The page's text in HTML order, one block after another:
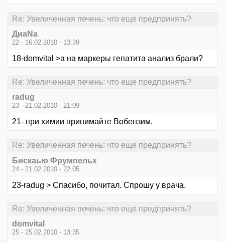
Re: Увеличенная печень: что еще предпринять?
ДиаNa
22 - 16.02.2010 - 13:39
18-domvital >а на маркеры гепатита анализ брали?
Re: Увеличенная печень: что еще предпринять?
radug
23 - 21.02.2010 - 21:09
21- при химии принимайте Вобензим.
Re: Увеличенная печень: что еще предпринять?
Бискаью Фрумпельх
24 - 21.02.2010 - 22:05
23-radug > Спасибо, почитал. Спрошу у врача.
Re: Увеличенная печень: что еще предпринять?
domvital
25 - 25.02.2010 - 13:35